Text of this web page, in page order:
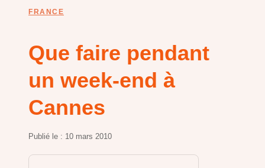
FRANCE
Que faire pendant
un week-end à
Cannes
Publié le : 10 mars 2010